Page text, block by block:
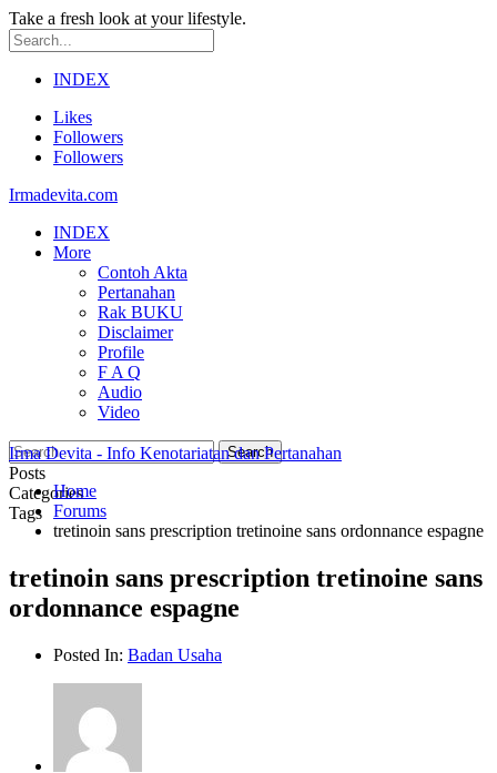
Take a fresh look at your lifestyle.
INDEX
Likes
Followers
Followers
Irmadevita.com
INDEX
More
Contoh Akta
Pertanahan
Rak BUKU
Disclaimer
Profile
F A Q
Audio
Video
Posts
Categories
Tags
Irma Devita - Info Kenotariatan dan Pertanahan
Home
Forums
tretinoin sans prescription tretinoine sans ordonnance espagne
tretinoin sans prescription tretinoine sans
ordonnance espagne
Posted In: Badan Usaha